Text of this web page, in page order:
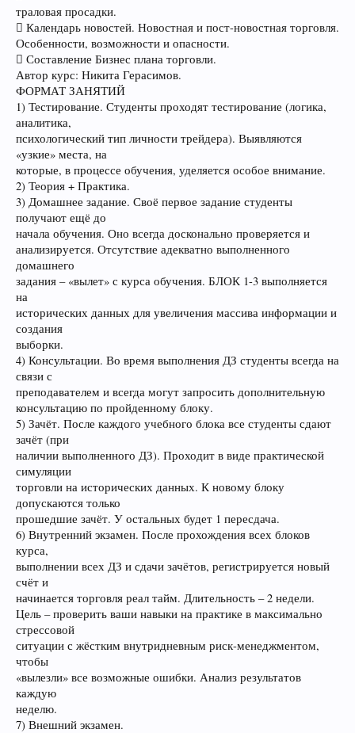
траловая просадки.
 Календарь новостей. Новостная и пост-новостная торговля.
Особенности, возможности и опасности.
 Составление Бизнес плана торговли.
Автор курс: Никита Герасимов.
ФОРМАТ ЗАНЯТИЙ
1) Тестирование. Студенты проходят тестирование (логика,
аналитика,
психологический тип личности трейдера). Выявляются
«узкие» места, на
которые, в процессе обучения, уделяется особое внимание.
2) Теория + Практика.
3) Домашнее задание. Своё первое задание студенты
получают ещё до
начала обучения. Оно всегда досконально проверяется и
анализируется. Отсутствие адекватно выполненного
домашнего
задания – «вылет» с курса обучения. БЛОК 1-3 выполняется
на
исторических данных для увеличения массива информации и
создания
выборки.
4) Консультации. Во время выполнения ДЗ студенты всегда на
связи с
преподавателем и всегда могут запросить дополнительную
консультацию по пройденному блоку.
5) Зачёт. После каждого учебного блока все студенты сдают
зачёт (при
наличии выполненного ДЗ). Проходит в виде практической
симуляции
торговли на исторических данных. К новому блоку
допускаются только
прошедшие зачёт. У остальных будет 1 пересдача.
6) Внутренний экзамен. После прохождения всех блоков
курса,
выполнении всех ДЗ и сдачи зачётов, регистрируется новый
счёт и
начинается торговля реал тайм. Длительность – 2 недели.
Цель – проверить ваши навыки на практике в максимально
стрессовой
ситуации с жёстким внутридневным риск-менеджментом,
чтобы
«вылезли» все возможные ошибки. Анализ результатов
каждую
неделю.
7) Внешний экзамен.